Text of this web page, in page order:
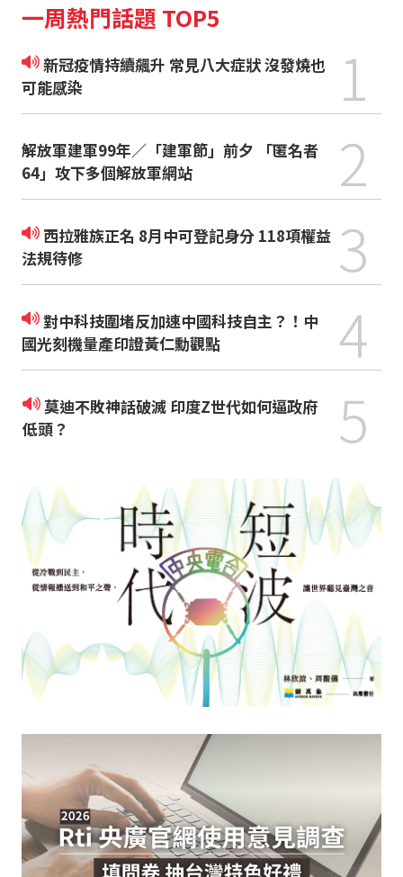
一周熱門話題 TOP5
新冠疫情持續飆升 常見八大症狀 沒發燒也
可能感染
1
解放軍建軍99年／「建軍節」前夕 「匿名者
64」攻下多個解放軍網站
2
西拉雅族正名 8月中可登記身分 118項權益
法規待修
3
對中科技圍堵反加速中國科技自主？！中
國光刻機量產印證黃仁勳觀點
4
莫迪不敗神話破滅 印度Z世代如何逼政府
低頭？
5